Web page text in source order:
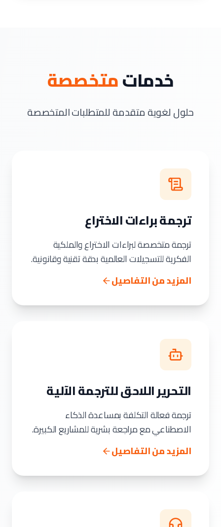
خدماتمتخصصة
حلول لغوية متقدمة للمتطلبات المتخصصة
ترجمة براءات الاختراع
ترجمة متخصصة لبراءات الاختراع والملكية
الفكرية للتسجيلات العالمية بدقة تقنية وقانونية.
المزيد من التفاصيل
التحرير اللاحق للترجمة الآلية
ترجمة فعالة التكلفة بمساعدة الذكاء
الاصطناعي مع مراجعة بشرية للمشاريع الكبيرة.
المزيد من التفاصيل